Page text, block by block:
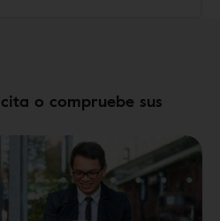
o compruebe sus